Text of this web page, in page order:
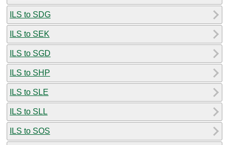
ILS to SDG
ILS to SEK
ILS to SGD
ILS to SHP
ILS to SLE
ILS to SLL
ILS to SOS